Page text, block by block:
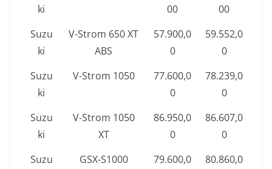
ki
00
00
Suzu
ki
V-Strom 650 XT
ABS
57.900,0
0
59.552,0
0
Suzu
ki
V-Strom 1050
77.600,0
0
78.239,0
0
Suzu
ki
V-Strom 1050
XT
86.950,0
0
86.607,0
0
Suzu
GSX-S1000
79.600,0
80.860,0